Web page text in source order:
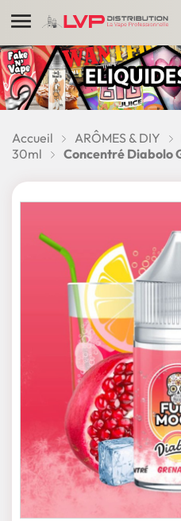

Accueil ARÔMES & DIY
30ml
Concentré Diabolo